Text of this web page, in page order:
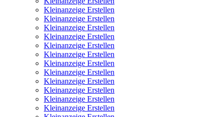
Kleinanzeige Erstellen
Kleinanzeige Erstellen
Kleinanzeige Erstellen
Kleinanzeige Erstellen
Kleinanzeige Erstellen
Kleinanzeige Erstellen
Kleinanzeige Erstellen
Kleinanzeige Erstellen
Kleinanzeige Erstellen
Kleinanzeige Erstellen
Kleinanzeige Erstellen
Kleinanzeige Erstellen